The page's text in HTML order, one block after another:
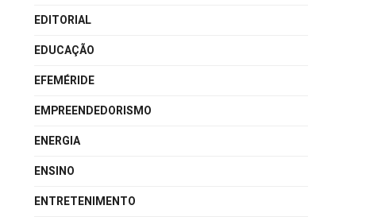
EDITORIAL
EDUCAÇÃO
EFEMÉRIDE
EMPREENDEDORISMO
ENERGIA
ENSINO
ENTRETENIMENTO